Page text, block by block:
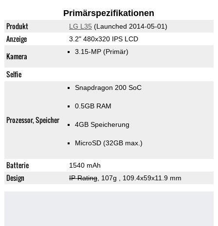
Primärspezifikationen
Produkt LG L35 (Launched 2014-05-01)
Anzeige 3.2" 480x320 IPS LCD
Kamera 3.15-MP (Primär)
Selfie
Prozessor, Speicher
Snapdragon 200 SoC
0.5GB RAM
4GB Speicherung
MicroSD (32GB max.)
Batterie 1540 mAh
Design IP Rating, 107g , 109.4x59x11.9 mm